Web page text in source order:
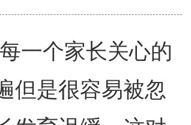
个家长关心的
但是很容易被忽